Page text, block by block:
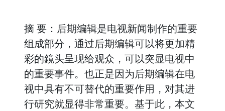
摘 要：后期编辑是电视新闻制作的重要
组成部分，通过后期编辑可以将更加精
彩的鏡头呈现给观众，可以突显电视中
的重要事件。也正是因为后期编辑在电
视中具有不可替代的重要作用，对其进
行研究就显得非常重要。基于此，本文